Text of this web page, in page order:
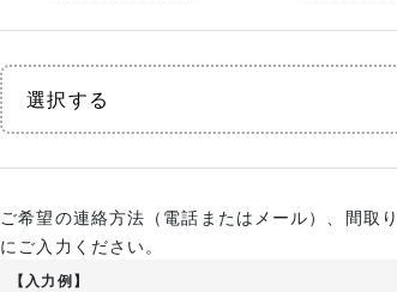
ご希望の連絡方法（電話またはメール）、間取
にご入力ください。
【入力例】